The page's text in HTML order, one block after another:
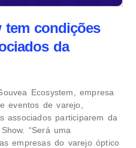
tem condições
da
Ecosystem, empresa
eventos de varejo,
associados participarem da
“Será uma
empresas do varejo óptico